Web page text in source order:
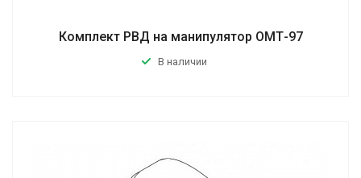
Комплект РВД на манипулятор ОМТ-97
В наличии